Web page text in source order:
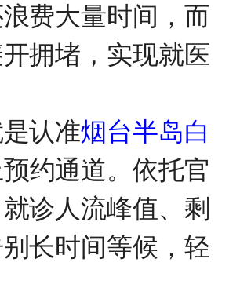
费大量时间，而
拥堵，实现就医
认准烟台半岛白
约通道。依托官
诊人流峰值、剩
长时间等候，轻